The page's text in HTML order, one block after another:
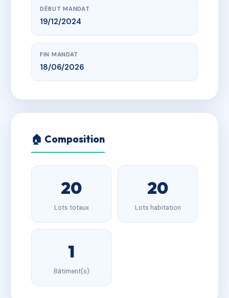
DÉBUT MANDAT
19/12/2024
FIN MANDAT
18/06/2026
🏠 Composition
20
Lots totaux
20
Lots habitation
1
Bâtiment(s)